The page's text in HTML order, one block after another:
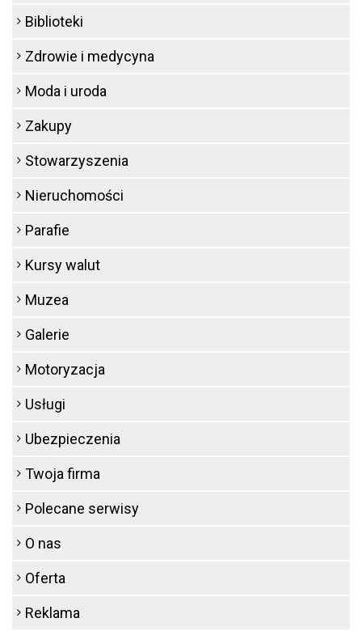
Biblioteki
Zdrowie i medycyna
Moda i uroda
Zakupy
Stowarzyszenia
Nieruchomości
Parafie
Kursy walut
Muzea
Galerie
Motoryzacja
Usługi
Ubezpieczenia
Twoja firma
Polecane serwisy
O nas
Oferta
Reklama